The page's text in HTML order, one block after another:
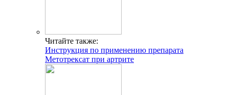
Читайте также:
Инструкция по применению препарата
Метотрексат при артрите